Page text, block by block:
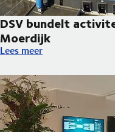
DSV bundelt
Moerdijk
DSV bundelt activiteiten
Lees meer